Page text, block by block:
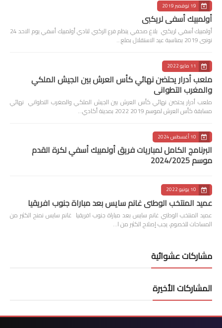
19 نوفمبر 2019
أولمبيك أسفي لريكبي
أولمبيك أسفي لريكبي بلاغ صحفي ينظم فرع الركبي لنادي أولمبيك أسفي يوم الاحد 24
نونبى 2019 بمناسبة عيد الاستقلال بملع…
11 مايو 2022
ملعب أدرار يحتضن نهائي كأس العرش بين الجيش الملكي
والمغرب التطواني
ملعب أدرار يحتضن نهائي كأس العرش بين الجيش الملكي والمغرب التطواني نهائي
مسابقة كأس العرش لموسم 2019 2022 بمدينة أكادي…
10 أغسطس 2024
البرنامج الكامل لمباريات فريق أولمبيك أسفي لكرة القدم
موسم 2024/2025
10 يونيو 2022
عميد المنتخب الوطني غانم سايس بعد مباراة جنوب افريقيا
عميد المنتخب الوطني غانم سايس بعد مباراة جنوب افريقيا غانم سايس نمنح الكثير من
المساحات للخصوم، يجب إصلاح الكثير من ا…
مشاركات عشوائية
المشاركات الأخيرة